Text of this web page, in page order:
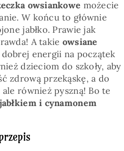
owsiankowe możecie
W końcu to głównie
jabłko. Prawie jak
A takie owsiane
energii na początek
dzieciom do szkoły, aby
zdrową przekąskę, a do
również pyszną! Bo te
i cynamonem